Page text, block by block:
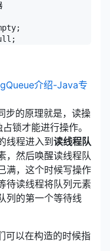
步的原理就是，读操
锁才能进行操作。
线程进入到读线程队
，然后唤醒读线程队
满，这个时候写操作
待读线程将队列元素
列的第一个等待线
可以在构造的时候指